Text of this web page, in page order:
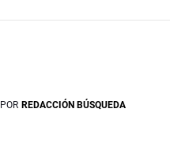
POR REDACCIÓN BÚSQUEDA